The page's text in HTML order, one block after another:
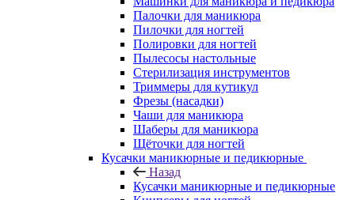
Палочки для маникюра
Пилочки для ногтей
Полировки для ногтей
Пылесосы настольные
Стерилизация инструментов
Триммеры для кутикул
Фрезы (насадки)
Чаши для маникюра
Шаберы для маникюра
Щёточки для ногтей
Кусачки маникюрные и педикюрные
Назад
Кусачки маникюрные и педикюрные